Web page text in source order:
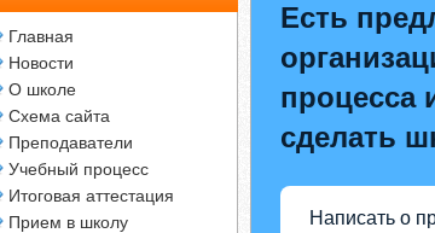
Главная
Новости
О школе
Схема сайта
Преподаватели
Учебный процесс
Итоговая аттестация
Прием в школу
Есть
процесса
сделать
Написать о